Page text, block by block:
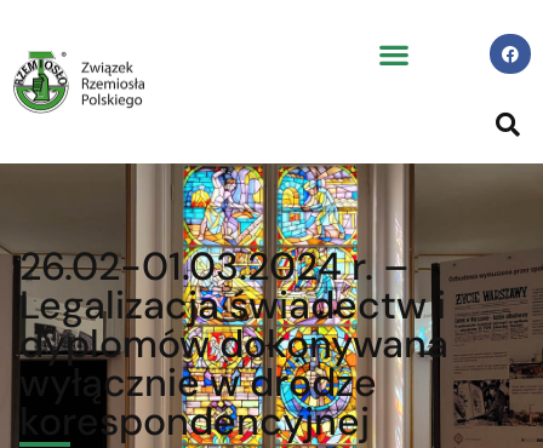
26.02-01.03.2024 r. –
Legalizacja świadectw i
dyplomów dokonywana
wyłącznie w drodze
korespondencyjnej